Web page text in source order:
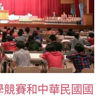
賽和中華民國國